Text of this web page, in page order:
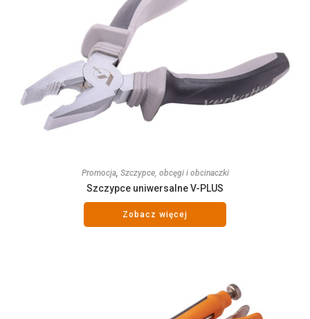
Promocja, Szczypce, obcęgi i obcinaczki
Szczypce uniwersalne V-PLUS
Zobacz więcej